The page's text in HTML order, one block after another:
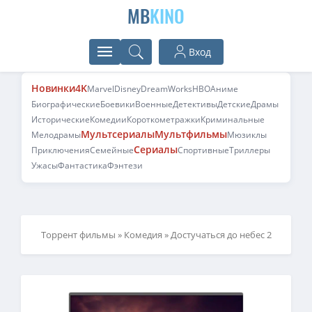
MBKINO
Вход
Новинки4KMarvelDisneyDreamWorksHBOАниме
БиографическиеБоевикиВоенныеДетективыДетскиеДрамы
ИсторическиеКомедииКороткометражкиКриминальные
МелодрамыМультсериалыМультфильмыМюзиклы
ПриключенияСемейныеСериалыСпортивныеТриллеры
УжасыФантастикаФэнтези
Торрент фильмы » Комедия » Достучаться до небес 2